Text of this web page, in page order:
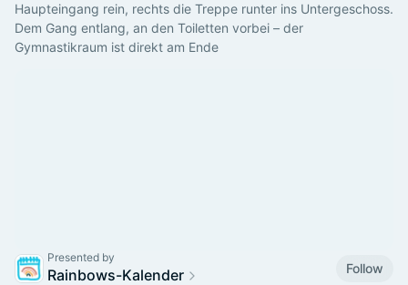
Haupteingang rein, rechts die Treppe runter ins Untergeschoss.
Dem Gang entlang, an den Toiletten vorbei – der
Gymnastikraum ist direkt am Ende
Presented by
Rainbows-Kalender
Follow